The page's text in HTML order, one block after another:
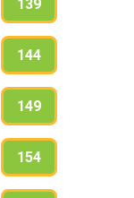
139
144
149
154